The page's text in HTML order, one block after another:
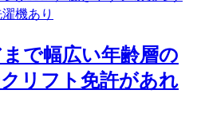
まで幅広い年齢層の
リフト免許があれ